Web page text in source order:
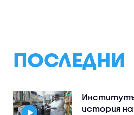
на
ПОСЛЕДНИ
история на